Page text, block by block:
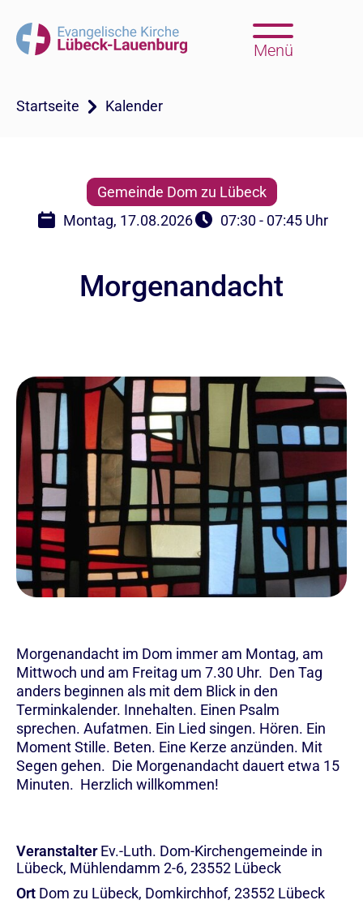
Menü
Startseite Kalender
Gemeinde Dom zu Lübeck
Montag, 17.08.2026
07:30 - 07:45 Uhr
Morgenandacht
Morgenandacht im Dom immer am Montag, am
Mittwoch und am Freitag um 7.30 Uhr. Den Tag
anders beginnen als mit dem Blick in den
Terminkalender. Innehalten. Einen Psalm
sprechen. Aufatmen. Ein Lied singen. Hören. Ein
Moment Stille. Beten. Eine Kerze anzünden. Mit
Segen gehen. Die Morgenandacht dauert etwa 15
Minuten. Herzlich willkommen!
Veranstalter Ev.-Luth. Dom-Kirchengemeinde in
Lübeck, Mühlendamm 2-6, 23552 Lübeck
Ort Dom zu Lübeck, Domkirchhof, 23552 Lübeck